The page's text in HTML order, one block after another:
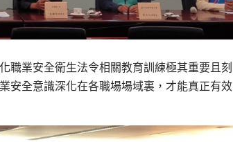
職業安全衛生法令相關教育訓練極其重要且刻
安全意識深化在各職場場域裏，才能真正有效